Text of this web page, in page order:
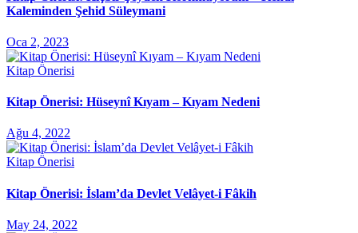
Kaleminden Şehid Süleymani
Oca 2, 2023
Kitap Önerisi
Kitap Önerisi: Hüseynî Kıyam – Kıyam Nedeni
Ağu 4, 2022
Kitap Önerisi
Kitap Önerisi: İslam’da Devlet Velâyet-i Fâkih
May 24, 2022